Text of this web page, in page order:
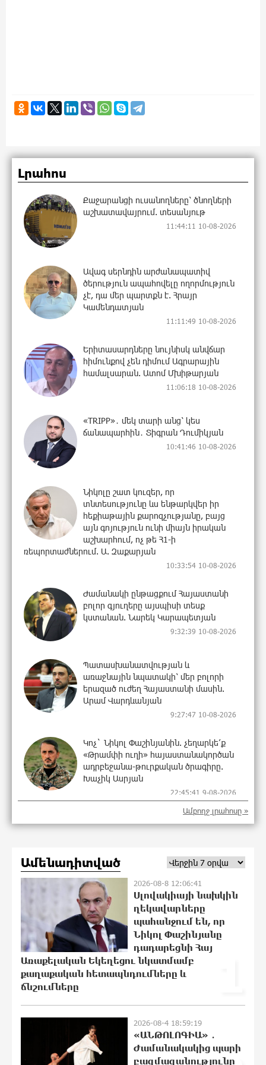
Լրահոս
Քաջարանցի ուսանողները՝ ծնողների
աշխատավայրում. տեսանյութ
11:44:11 10-08-2026
Ավագ սերնդին արժանապատիվ
ծերություն ապահովելը ողորմություն
չէ, դա մեր պարտքն է. Հրայր
Կամենդատյան
11:11:49 10-08-2026
Երիտասարդները նույնիսկ անվճար
հիմունքով չեն դիմում Ագրարային
համալսարան. Ատոմ Մխիթարյան
11:06:18 10-08-2026
«TRIPP»․ մեկ տարի անց՝ կես
ճանապարհին․ Տիգրան Դումիկյան
10:41:46 10-08-2026
Նիկոլը շատ կուզեր, որ
տնտեսությունը ևս ենթարկվեր իր
հեքիաթային քարոզչությանը, բայց
այն գոյություն ունի միայն իրական
աշխարհում, ոչ թե Հ1-ի
ռեպորտաժներում. Ա. Զաքարյան
10:33:54 10-08-2026
Ժամանակի ընթացքում Հայաստանի
բոլոր գյուղերը այսպիսի տեսք
կստանան. Նարեկ Կարապետյան
9:32:39 10-08-2026
Պատասխանատվության և
առաջնային նպատակի՝ մեր բոլորի
երազած ուժեղ Հայաստանի մասին.
Արամ Վարդևանյան
9:27:47 10-08-2026
Կոչ` Նիկոլ Փաշինյանին. չեղարկե՛ք
«Թրամփի ուղի» հայաստանակործան
ադրբեջանա-թուրքական ծրագիրը.
Խաչիկ Ասրյան
22:45:41 9-08-2026
19:45:58 9-08-2026
Կաթողիկոսի դատը. Ինչո՞ւ է ՌԴ-ն
սահմանափակումներ կիրառել․ ԵԱՏՄ
կոլապսը. Էդմոն Մարուքյան
15:26:49 9-08-2026
Հեշտ չէ կաթողիկոս դատելը, անգամ
դատավորներն են հրաժարվում,
Սխալ հարցից ճիշտ պատասխան չի
ծնվում. Մհեր Ավետիսյան
10:00:18 9-08-2026
Ամբողջ լրահոսը »
Ամենադիտված
2026-08-8 12:06:41
Սլովակիայի նախկին
ղեկավարները
պահանջում են, որ
Նիկոլ Փաշինյանը
դադարեցնի Հայ
Առաքելական Եկեղեցու նկատմամբ
քաղաքական հետապնդումները և
ճնշումները
2026-08-4 18:59:19
«ԱՆԹՈԼՈԳԻԱ» ․
Ժամանակակից պարի
բազմազանությունը